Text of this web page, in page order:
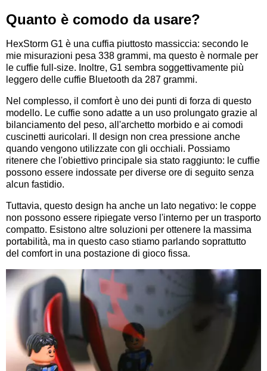
Quanto è comodo da usare?
HexStorm G1 è una cuffia piuttosto massiccia: secondo le
mie misurazioni pesa 338 grammi, ma questo è normale per
le cuffie full-size. Inoltre, G1 sembra soggettivamente più
leggero delle cuffie Bluetooth da 287 grammi.
Nel complesso, il comfort è uno dei punti di forza di questo
modello. Le cuffie sono adatte a un uso prolungato grazie al
bilanciamento del peso, all'archetto morbido e ai comodi
cuscinetti auricolari. Il design non crea pressione anche
quando vengono utilizzate con gli occhiali. Possiamo
ritenere che l'obiettivo principale sia stato raggiunto: le cuffie
possono essere indossate per diverse ore di seguito senza
alcun fastidio.
Tuttavia, questo design ha anche un lato negativo: le coppe
non possono essere ripiegate verso l'interno per un trasporto
compatto. Esistono altre soluzioni per ottenere la massima
portabilità, ma in questo caso stiamo parlando soprattutto
del comfort in una postazione di gioco fissa.